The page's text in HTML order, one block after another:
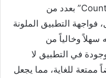
يتميز تطبيق “123 Counting Games For Kids” بعدد من
فواجهة التطبيق الملونة
وخالياً من
في التطبيق لا
ممتعة للغاية، مما يجعل